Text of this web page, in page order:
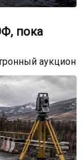
пока
аукцион